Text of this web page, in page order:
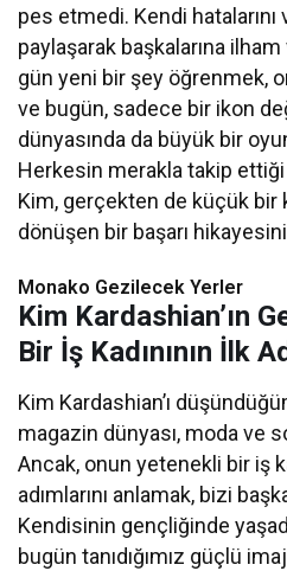
pes etmedi. Kendi
paylaşarak başkalarına
gün yeni bir şey öğrenmek,
ve bugün, sadece bir ikon
dünyasında da büyük bir
Herkesin merakla takip
Kim, gerçekten de küçük bir
dönüşen bir başarı
Monako Gezilecek Yerler
Kim Kardashian’ın
Bir İş Kadınının İlk
Kim Kardashian’ı
magazin dünyası, moda ve
Ancak, onun yetenekli bir iş
adımlarını anlamak, bizi
Kendisinin gençliğinde
bugün tanıdığımız güçlü